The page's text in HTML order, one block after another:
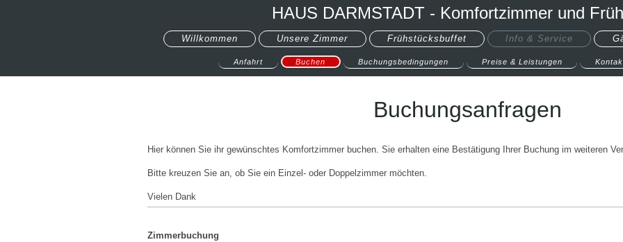
HAUS DARMSTADT - Komfortzimmer und
Willkommen Unsere Zimmer Frühstücksbuffet Info & Service
Anfahrt Buchen Buchungsbedingungen Preise & Leistungen
Buchungsanfragen
Hier können Sie ihr gewünschtes Komfortzimmer buchen. Sie erhalten eine Bestätigung Ihrer Buchung im weiteren
Bitte kreuzen Sie an, ob Sie ein Einzel- oder Doppelzimmer möchten.
Vielen Dank
Zimmerbuchung